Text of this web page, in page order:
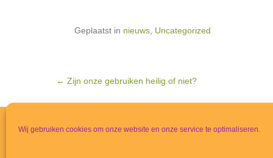
Wij gebruiken cookies om onze website en onze service te optimaliseren.
Geplaatst in nieuws Uncategorized
BERICHTNAVIGATIE
← Zijn onze gebruiken heilig of niet?
ANBI Gemeente